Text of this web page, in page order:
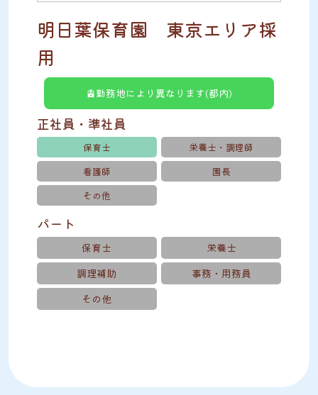
明日葉保育園 東京エリア採
用
🚊勤務地により異なります(都内)
正社員・準社員
保育士
栄養士・調理師
看護師
園長
その他
パート
保育士
栄養士
調理補助
事務・用務員
その他